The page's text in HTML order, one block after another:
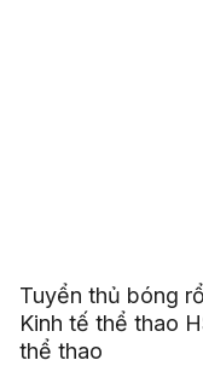
Tuyển thủ bóng
Kinh tế thể thao
thể thao